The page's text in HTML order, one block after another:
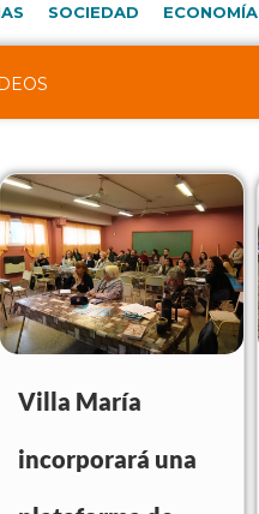
SOCIEDAD ECONOMÍA
Villa María
incorporará una